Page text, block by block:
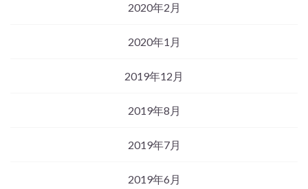
2020年2月
2020年1月
2019年12月
2019年8月
2019年7月
2019年6月